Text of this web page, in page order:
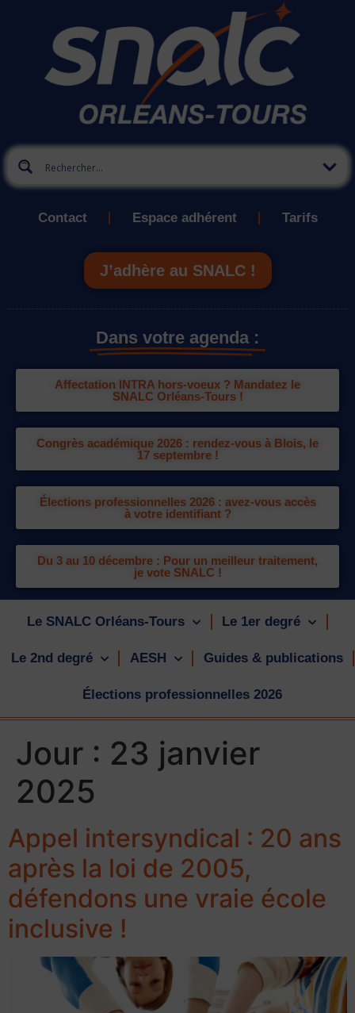
Contact Espace adhérent Tarifs
J’adhère au SNALC !
Dans votre agenda :
Affectation INTRA hors-voeux ? Mandatez le
SNALC Orléans-Tours !
Congrès académique 2026 : rendez-vous à Blois, le
17 septembre !
Élections professionnelles 2026 : avez-vous accès
à votre identifiant ?
Du 3 au 10 décembre : Pour un meilleur traitement,
je vote SNALC !
Le SNALC Orléans-Tours Le 1er degré
Le 2nd degré AESH Guides & publications
Élections professionnelles 2026
Jour : 23 janvier
2025
Appel intersyndical : 20 ans
après la loi de 2005,
défendons une vraie école
inclusive !